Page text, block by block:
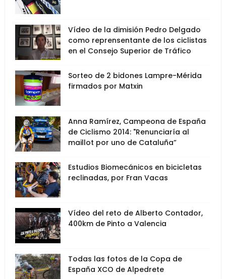
Vídeo de la dimisión Pedro Delgado
como reprensentante de los ciclistas
en el Consejo Superior de Tráfico
Sorteo de 2 bidones Lampre-Mérida
firmados por Matxin
Anna Ramírez, Campeona de España
de Ciclismo 2014: "Renunciaría al
maillot por uno de Cataluña”
Estudios Biomecánicos en bicicletas
reclinadas, por Fran Vacas
Vídeo del reto de Alberto Contador,
400km de Pinto a Valencia
Todas las fotos de la Copa de
España XCO de Alpedrete